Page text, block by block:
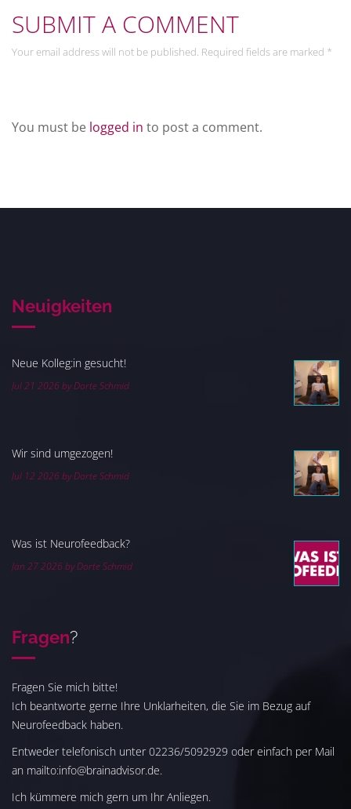
SUBMIT A COMMENT
Your email address will not be published. Required fields are marked *
You must be logged in to post a comment.
Neuigkeiten
Neue Kolleg:in gesucht!
Jul 21 2026 by Dorte Schmid
Wir sind umgezogen!
Jul 12 2026 by Dorte Schmid
Was ist Neurofeedback?
Jan 27 2026 by Dorte Schmid
Fragen?
Fragen Sie mich bitte!
Ich beantworte gerne Ihre Unklarheiten, die Sie im Bezug auf
Neurofeedback haben.
Entweder telefonisch unter 02236/5092929 oder einfach per Mail
an mailto:info@brainadvisor.de.
Ich kümmere mich gern um Ihr Anliegen.